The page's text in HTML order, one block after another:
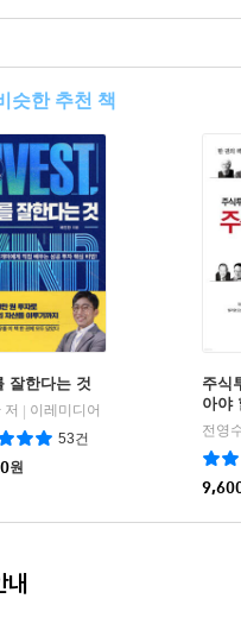
슷한 추천 책
잘한다는 것
저 | 이레미디어
53건
원
주식
아야
전영
내